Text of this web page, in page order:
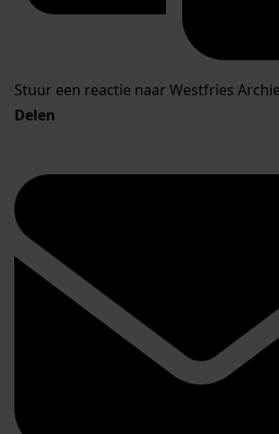
Stuur een reactie naar Westfries
Delen